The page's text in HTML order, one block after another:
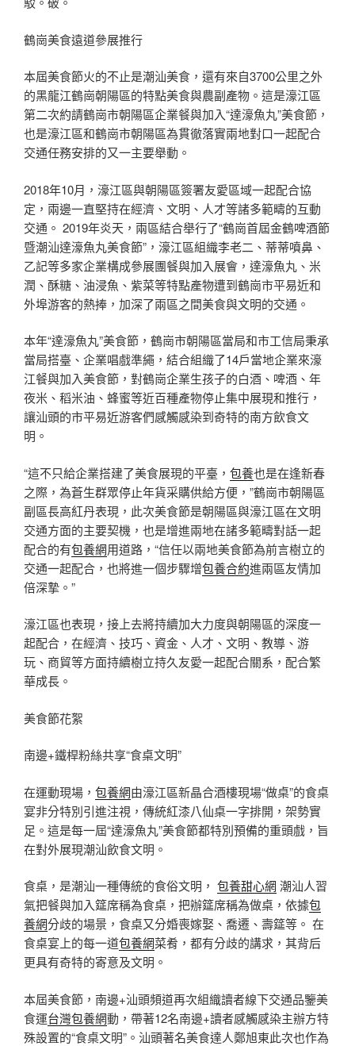
鶴崗美食遠道參展推行
本屆美食節火的不止是潮汕美食，還有來自3700公里之外
的黑龍江鶴崗朝陽區的特點美食與農副產物。這是濠江區
第二次約請鶴崗市朝陽區企業餐與加入“達濠魚丸”美食節，
也是濠江區和鶴崗市朝陽區為貫徹落實兩地對口一起配合
交通任務安排的又一主要舉動。
2018年10月，濠江區與朝陽區簽署友愛區域一起配合協
定，兩邊一直堅持在經濟、文明、人才等諸多範疇的互動
交通。 2019年炎天，兩區結合舉行了“鶴崗首屆金鶴啤酒節
暨潮汕達濠魚丸美食節”，濠江區組織李老二、蒂蒂噴鼻、
乙記等多家企業構成參展團餐與加入展會，達濠魚丸、米
潤、酥糖、油浸魚、紫菜等特點產物遭到鶴崗市平易近和
外埠游客的熱捧，加深了兩區之間美食與文明的交通。
本年“達濠魚丸”美食節，鶴崗市朝陽區當局和市工信局秉承
當局搭臺、企業唱戲準繩，結合組織了14戶當地企業來濠
江餐與加入美食節，對鶴崗企業生孩子的白酒、啤酒、年
夜米、稻米油、蜂蜜等近百種產物停止集中展現和推行，
讓汕頭的市平易近游客們感觸感染到奇特的南方飲食文
明。
“這不只給企業搭建了美食展現的平臺， 包養也是在逢新春
之際，為蒼生群眾停止年貨采購供給方便，”鶴崗市朝陽區
副區長高紅丹表現，此次美食節是朝陽區與濠江區在文明
交通方面的主要契機，也是增進兩地在諸多範疇對話一起
配合的有包養網用道路，“信任以兩地美食節為前言樹立的
交通一起配合，也將進一個步驟增包養合約進兩區友情加
倍深摯。”
濠江區也表現，接上去將持續加大力度與朝陽區的深度一
起配合，在經濟、技巧、資金、人才、文明、教導、游
玩、商貿等方面持續樹立持久友愛一起配合關系，配合繁
華成長。
美食節花絮
南邊+鐵桿粉絲共享“食桌文明”
在運動現場， 包養網由濠江區新晶合酒樓現場“做桌”的食桌
宴非分特別引進注視，傳統紅漆八仙桌一字排開，架勢實
足。這是每一屆“達濠魚丸”美食節都特別預備的重頭戲，旨
在對外展現潮汕飲食文明。
食桌，是潮汕一種傳統的食俗文明， 包養甜心網 潮汕人習
氣把餐與加入筵席稱為食桌，把辦筵席稱為做桌，依據包
養網分歧的場景，食桌又分婚喪嫁娶、喬遷、壽筵等。 在
食桌宴上的每一道包養網菜肴，都有分歧的講求，其背后
更具有奇特的寄意及文明。
本屆美食節，南邊+汕頭頻道再次組織讀者線下交通品鑒美
食運台灣包養網動，帶著12名南邊+讀者感觸感染主辦方特
殊設置的“食桌文明”。汕頭著名美食達人鄭旭東此次也作為